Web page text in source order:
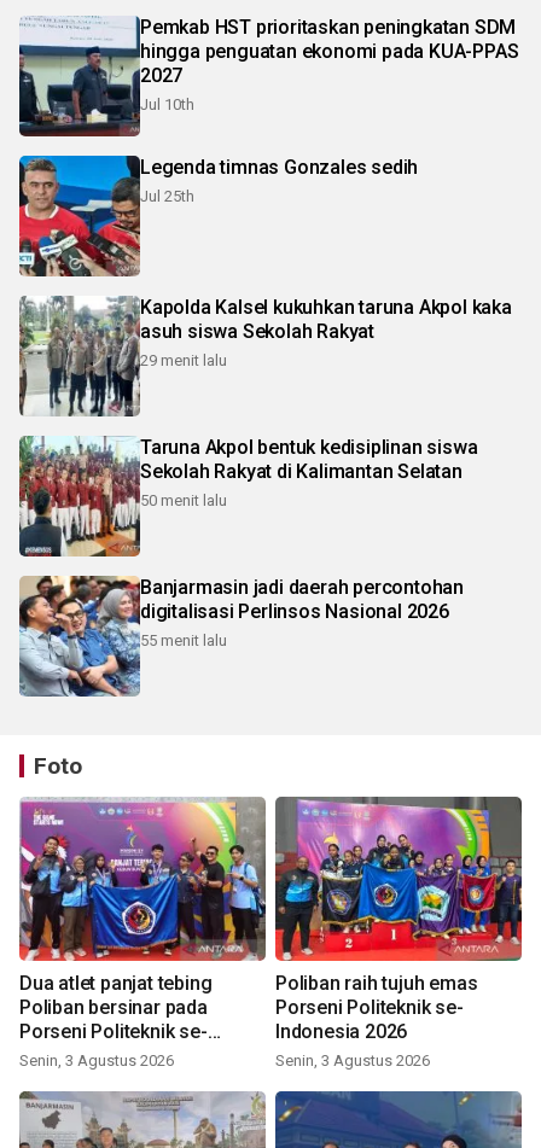
Pemkab HST prioritaskan peningkatan SDM
hingga penguatan ekonomi pada KUA-PPAS
2027
Jul 10th
Legenda timnas Gonzales sedih
Jul 25th
Kapolda Kalsel kukuhkan taruna Akpol kaka
asuh siswa Sekolah Rakyat
29 menit lalu
Taruna Akpol bentuk kedisiplinan siswa
Sekolah Rakyat di Kalimantan Selatan
50 menit lalu
Banjarmasin jadi daerah percontohan
digitalisasi Perlinsos Nasional 2026
55 menit lalu
Foto
Dua atlet panjat tebing
Poliban bersinar pada
Porseni Politeknik se-
Indonesia 2026
Senin, 3 Agustus 2026
Poliban raih tujuh emas
Porseni Politeknik se-
Indonesia 2026
Senin, 3 Agustus 2026